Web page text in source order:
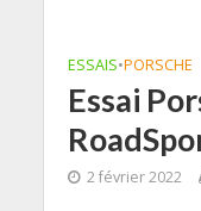
ESSAIS•PORSCHE
Essai
2 février 2022